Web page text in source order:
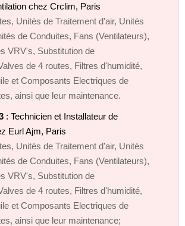
chez Crclim, Paris
Unités de Traitement d'air, Unités
de Conduites, Fans (Ventilateurs),
VRV's, Substitution de
de 4 routes, Filtres d'humidité,
et Composants Electriques de
ainsi que leur maintenance.
: Technicien et Installateur de
Eurl Ajm, Paris
Unités de Traitement d'air, Unités
de Conduites, Fans (Ventilateurs),
VRV's, Substitution de
de 4 routes, Filtres d'humidité,
et Composants Electriques de
ainsi que leur maintenance;